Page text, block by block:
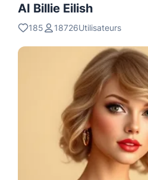
AI Billie Eilish
185 18726Utilisateurs